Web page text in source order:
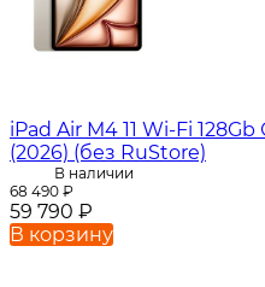
iPad Air M4 11 Wi-Fi
(2026) (без RuStore)
В наличии
68 490 ₽
59 790 ₽
В корзину